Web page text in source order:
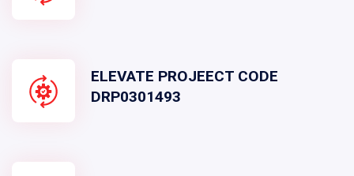
ELEVATE PROJEECT CODE
DRP0301493